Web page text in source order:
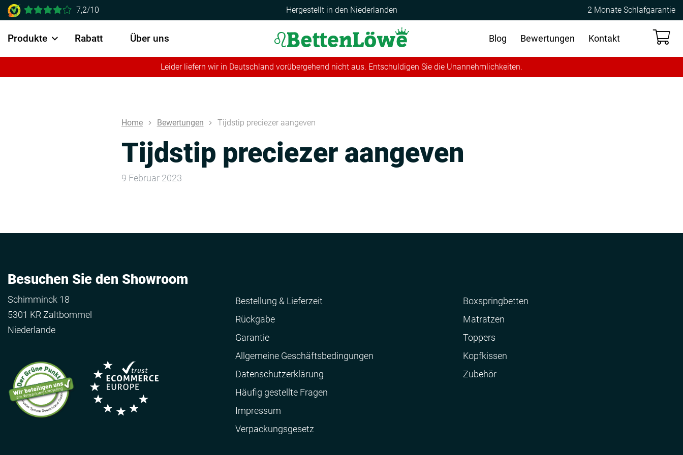
7,2/10 Hergestellt in den Niederlanden 2 Monate Schlafgarantie
Produkte Rabatt Über uns Kontakt
Bewertungen
Blog
Leider liefern wir in Deutschland vorübergehend nicht aus. Entschuldigen Sie die Unannehmlichkeiten.
Home Bewertungen Tijdstip preciezer aangeven
Tijdstip preciezer aangeven
9 Februar 2023
Besuchen Sie den Showroom
Schimminck 18
5301 KR Zaltbommel
Niederlande
Bestellung & Lieferzeit
Rückgabe
Garantie
Allgemeine Geschäftsbedingungen
Datenschutzerklärung
Häufig gestellte Fragen
Impressum
Verpackungsgesetz
Boxspringbetten
Matratzen
Toppers
Kopfkissen
Zubehör